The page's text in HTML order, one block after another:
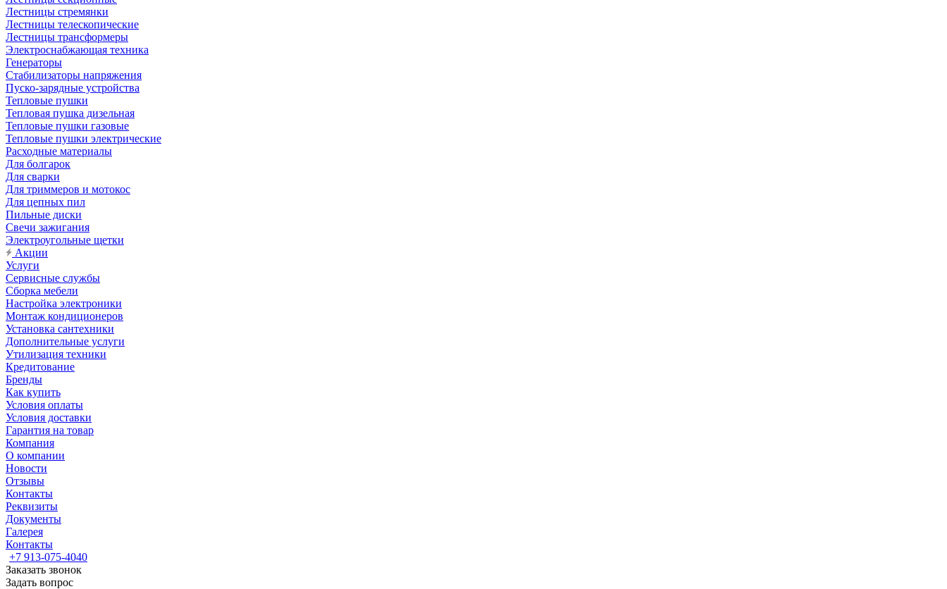
Лестницы стремянки
Лестницы телескопические
Лестницы трансформеры
Электроснабжающая техника
Генераторы
Стабилизаторы напряжения
Пуско-зарядные устройства
Тепловые пушки
Тепловая пушка дизельная
Тепловые пушки газовые
Тепловые пушки электрические
Расходные материалы
Для болгарок
Для сварки
Для триммеров и мотокос
Для цепных пил
Пильные диски
Свечи зажигания
Электроугольные щетки
Акции
Услуги
Сервисные службы
Сборка мебели
Настройка электроники
Монтаж кондиционеров
Установка сантехники
Дополнительные услуги
Утилизация техники
Кредитование
Бренды
Как купить
Условия оплаты
Условия доставки
Гарантия на товар
Компания
О компании
Новости
Отзывы
Контакты
Реквизиты
Документы
Галерея
Контакты
+7 913-075-4040
Заказать звонок
Задать вопрос